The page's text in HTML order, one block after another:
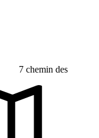
7 chemin des